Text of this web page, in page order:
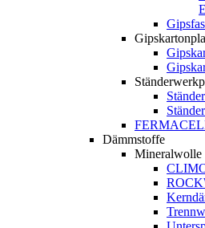
Dämmstoffe
Mineralwolle